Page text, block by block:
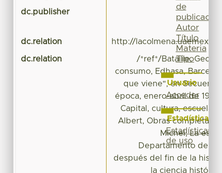
dc.publisher
dc.relation http://
dc.relation
/*ref*/Bataille,
consumo, Edhasa,
que viene", en
época, enero-abril de
Capital, cultura, escuela y
Albert, Obras completas,
Michel, La
Departamento de
después del fin de la
la ciencia
de
publicación
Autor
Título
Materia
Tipo
Usuario
Acceder
Estadísticas
Estadísticas
de uso